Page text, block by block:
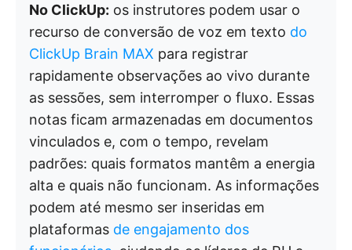
No ClickUp: os instrutores podem usar o
recurso de conversão de voz em texto do
ClickUp Brain MAX para registrar
rapidamente observações ao vivo durante
as sessões, sem interromper o fluxo. Essas
notas ficam armazenadas em documentos
vinculados e, com o tempo, revelam
padrões: quais formatos mantêm a energia
alta e quais não funcionam. As informações
podem até mesmo ser inseridas em
plataformas de engajamento dos